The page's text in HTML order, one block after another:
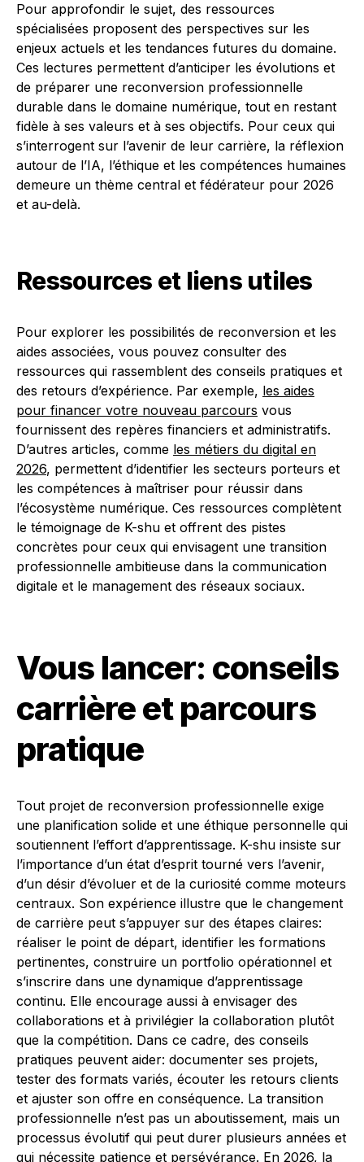
Pour approfondir le sujet, des ressources
spécialisées proposent des perspectives sur les
enjeux actuels et les tendances futures du domaine.
Ces lectures permettent d’anticiper les évolutions et
de préparer une reconversion professionnelle
durable dans le domaine numérique, tout en restant
fidèle à ses valeurs et à ses objectifs. Pour ceux qui
s’interrogent sur l’avenir de leur carrière, la réflexion
autour de l’IA, l’éthique et les compétences humaines
demeure un thème central et fédérateur pour 2026
et au-delà.
Ressources et liens utiles
Pour explorer les possibilités de reconversion et les
aides associées, vous pouvez consulter des
ressources qui rassemblent des conseils pratiques et
des retours d’expérience. Par exemple, les aides
pour financer votre nouveau parcours vous
fournissent des repères financiers et administratifs.
D’autres articles, comme les métiers du digital en
2026, permettent d’identifier les secteurs porteurs et
les compétences à maîtriser pour réussir dans
l’écosystème numérique. Ces ressources complètent
le témoignage de K-shu et offrent des pistes
concrètes pour ceux qui envisagent une transition
professionnelle ambitieuse dans la communication
digitale et le management des réseaux sociaux.
Vous lancer: conseils
carrière et parcours
pratique
Tout projet de reconversion professionnelle exige
une planification solide et une éthique personnelle qui
soutiennent l’effort d’apprentissage. K-shu insiste sur
l’importance d’un état d’esprit tourné vers l’avenir,
d’un désir d’évoluer et de la curiosité comme moteurs
centraux. Son expérience illustre que le changement
de carrière peut s’appuyer sur des étapes claires:
réaliser le point de départ, identifier les formations
pertinentes, construire un portfolio opérationnel et
s’inscrire dans une dynamique d’apprentissage
continu. Elle encourage aussi à envisager des
collaborations et à privilégier la collaboration plutôt
que la compétition. Dans ce cadre, des conseils
pratiques peuvent aider: documenter ses projets,
tester des formats variés, écouter les retours clients
et ajuster son offre en conséquence. La transition
professionnelle n’est pas un aboutissement, mais un
processus évolutif qui peut durer plusieurs années et
qui nécessite patience et persévérance. En 2026, la